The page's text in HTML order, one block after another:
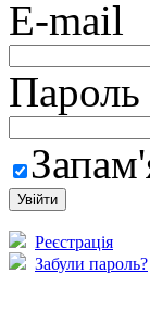
E-mail
Пароль
Реєстрація
Забули пароль?